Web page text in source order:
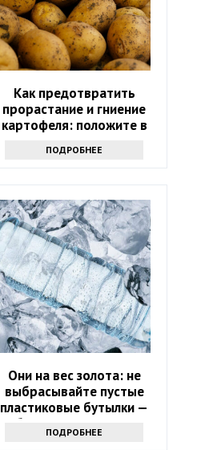
Как предотвратить
прорастание и гниение
картофеля: положите в
листиков
ПОДРОБНЕЕ
Они на вес золота: не
выбрасывайте пустые
пластиковые бутылки —
обалдеете, зачем они
нужны
ПОДРОБНЕЕ